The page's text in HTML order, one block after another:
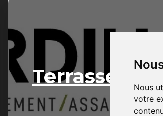
Nous
votre